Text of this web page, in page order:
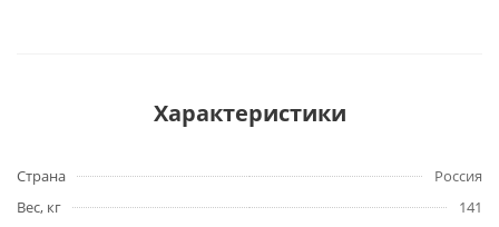
Характеристики
Страна
Россия
Вес, кг
141